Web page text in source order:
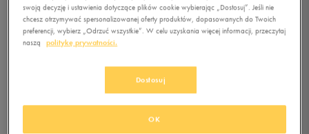
0.0 (0 )
119,99zł -5%(najniższa cena z 30 dni przed obniżką)
113,99złz Vat
KLUBIE 50 STYLE
swoją decyzję i ustawienia dotyczące plików cookie wybierając „Dostosuj”. Jeśli nie
chcesz otrzymywać spersonalizowanej oferty produktów, dopasowanych do Twoich
preferencji, wybierz „Odrzuć wszystkie”. W celu uzyskania więcej informacji, przeczytaj
naszą
politykę prywatności.
Dostosuj
OK